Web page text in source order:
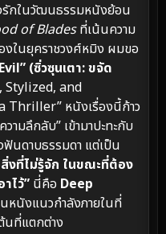
รักในวัฒนธรรมหนังย้อน
of Bladesที่เน้นความ
งในยุคราชวงศ์หมิง ผมขอ
(ซิ่วซุนเตา: ขจัด
Stylized, and
หนังเรื่องนี้ก้าว
วามลึกลับ” เข้ามาปะทะกับ
ฟันดาบธรรมดา แต่เป็น
งที่ไม่รู้จัก ในขณะที่ต้อง
ไว้” นี่คือ Deep
หนังแนวกำลังภายในที่
นที่แตกต่าง